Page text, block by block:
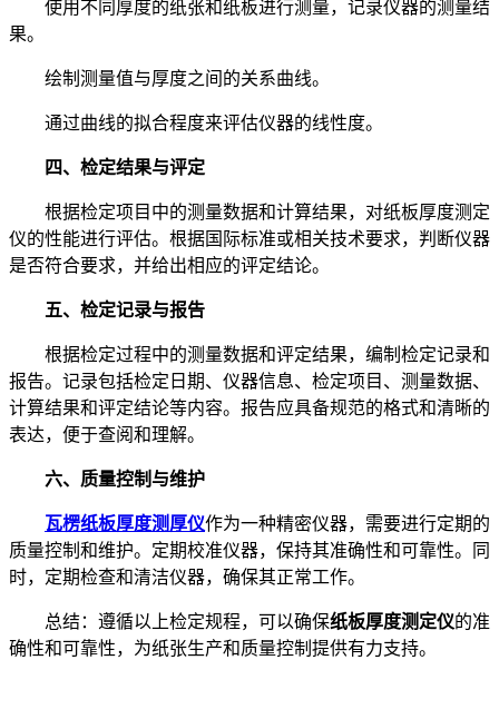
使用不同厚度的纸张和纸板进行测量，记录仪器的测量结
果。
绘制测量值与厚度之间的关系曲线。
通过曲线的拟合程度来评估仪器的线性度。
四、检定结果与评定
根据检定项目中的测量数据和计算结果，对纸板厚度测定
仪的性能进行评估。根据国际标准或相关技术要求，判断仪器
是否符合要求，并给出相应的评定结论。
五、检定记录与报告
根据检定过程中的测量数据和评定结果，编制检定记录和
报告。记录包括检定日期、仪器信息、检定项目、测量数据、
计算结果和评定结论等内容。报告应具备规范的格式和清晰的
表达，便于查阅和理解。
六、质量控制与维护
瓦楞纸板厚度测厚仪作为一种精密仪器，需要进行定期的
质量控制和维护。定期校准仪器，保持其准确性和可靠性。同
时，定期检查和清洁仪器，确保其正常工作。
总结：遵循以上检定规程，可以确保纸板厚度测定仪的准
确性和可靠性，为纸张生产和质量控制提供有力支持。